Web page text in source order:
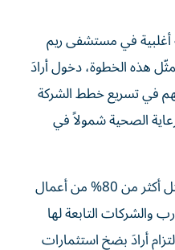
في مستشفى ريم
هذه الخطوة، دخول أرادَ
في تسريع خطط الشركة
الصحية شمولاً في
وتم شراء حصة الأغلبية والتي تمثل أكثر من 80% من أعمال
والشركات التابعة لها
أرادَ بضخ استثمارات